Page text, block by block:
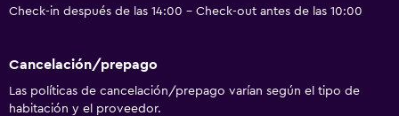
Check-in después de las 14:00 - Check-out antes de las 10:00
Cancelación/prepago
Las políticas de cancelación/prepago varían según el tipo de
habitación y el proveedor.